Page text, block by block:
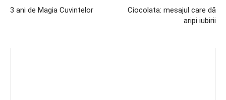
3 ani de Magia Cuvintelor
Ciocolata: mesajul care dă
aripi iubirii